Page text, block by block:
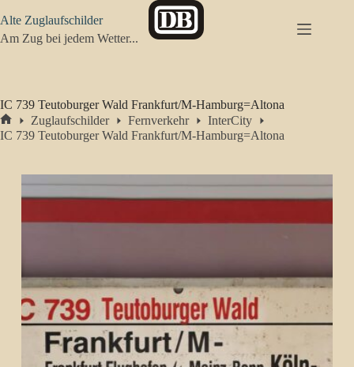
Inhalt
springen
Alte Zuglaufschilder
Am Zug bei jedem Wetter...
IC 739 Teutoburger Wald Frankfurt/M-Hamburg=Altona
Start
Zuglaufschilder Fernverkehr
InterCity
IC 739 Teutoburger Wald Frankfurt/M-Hamburg=Altona